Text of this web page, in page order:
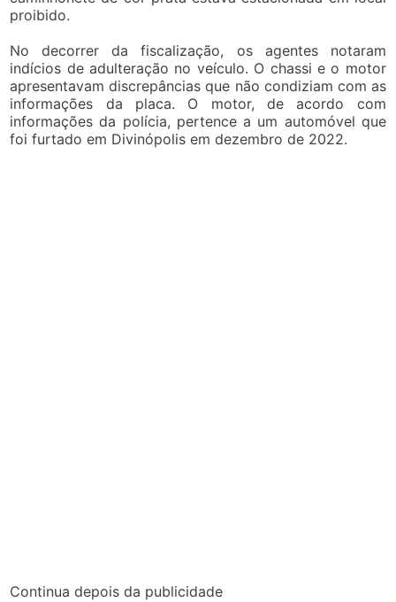
proibido.
No decorrer da fiscalização, os agentes notaram
indícios de adulteração no veículo. O chassi e o motor
apresentavam discrepâncias que não condiziam com as
informações da placa. O motor, de acordo com
informações da polícia, pertence a um automóvel que
foi furtado em Divinópolis em dezembro de 2022.
Continua depois da publicidade